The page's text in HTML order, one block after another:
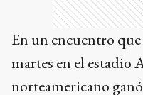
En un encuentro
martes en el estadio
norteamericano